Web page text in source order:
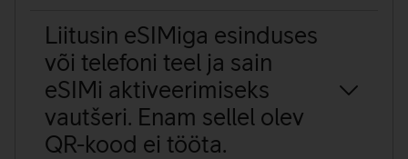
Liitusin eSIMiga esinduses
või telefoni teel ja sain
eSIMi aktiveerimiseks
vautšeri. Enam sellel olev
QR-kood ei tööta.